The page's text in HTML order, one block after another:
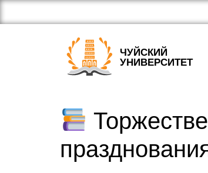
ЧУЙСКИЙ
УНИВЕРСИТЕТ